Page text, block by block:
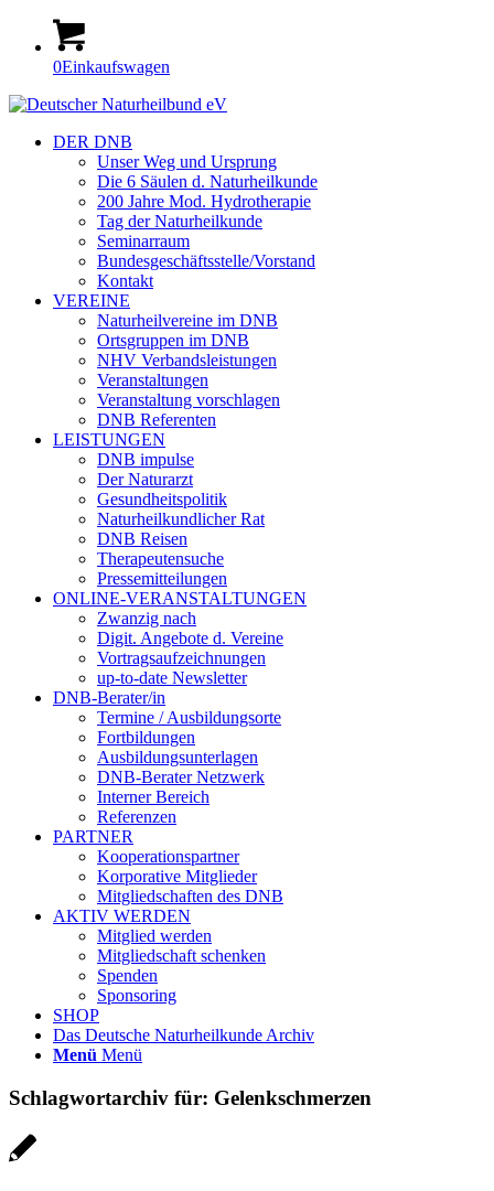
0Einkaufswagen
DER DNB
Unser Weg und Ursprung
Die 6 Säulen d. Naturheilkunde
200 Jahre Mod. Hydrotherapie
Tag der Naturheilkunde
Seminarraum
Bundesgeschäftsstelle/Vorstand
Kontakt
VEREINE
Naturheilvereine im DNB
Ortsgruppen im DNB
NHV Verbandsleistungen
Veranstaltungen
Veranstaltung vorschlagen
DNB Referenten
LEISTUNGEN
DNB impulse
Der Naturarzt
Gesundheitspolitik
Naturheilkundlicher Rat
DNB Reisen
Therapeutensuche
Pressemitteilungen
ONLINE-VERANSTALTUNGEN
Zwanzig nach
Digit. Angebote d. Vereine
Vortragsaufzeichnungen
up-to-date Newsletter
DNB-Berater/in
Termine / Ausbildungsorte
Fortbildungen
Ausbildungsunterlagen
DNB-Berater Netzwerk
Interner Bereich
Referenzen
PARTNER
Kooperationspartner
Korporative Mitglieder
Mitgliedschaften des DNB
AKTIV WERDEN
Mitglied werden
Mitgliedschaft schenken
Spenden
Sponsoring
SHOP
Das Deutsche Naturheilkunde Archiv
Menü Menü
Schlagwortarchiv für: Gelenkschmerzen